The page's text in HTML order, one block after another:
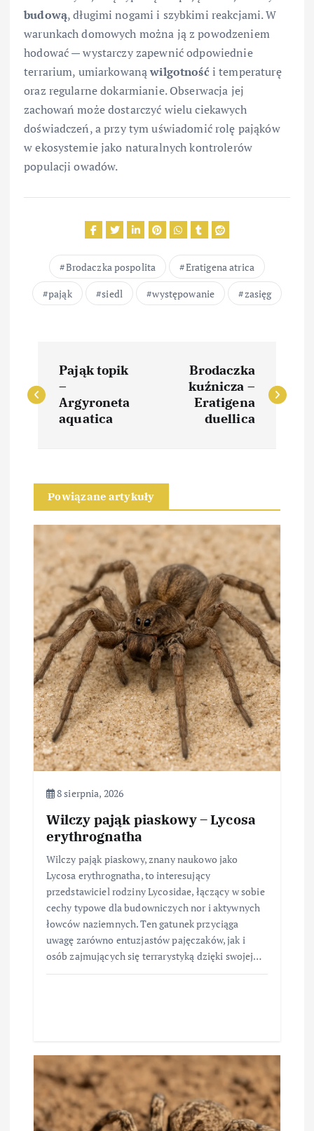
budową, długimi nogami i szybkimi reakcjami. W
warunkach domowych można ją z powodzeniem
hodować — wystarczy zapewnić odpowiednie
terrarium, umiarkowanąwilgotność i temperaturę
oraz regularne dokarmianie. Obserwacja jej
zachowań może dostarczyć wielu ciekawych
doświadczeń, a przy tym uświadomić rolę pająków
w ekosystemie jako naturalnych kontrolerów
populacji owadów.
Brodaczka pospolita
Eratigena atrica
pająk
siedl występowanie zasięg
a
g
a
c
a
w
p
s
Pająk topik
–
Argyroneta
aquatica
Brodaczka
kuźnicza –
Eratigena
duellica
Powiązane artykuły
8 sierpnia, 2026
Wilczy pająk piaskowy – Lycosa
erythrognatha
Wilczy pająk piaskowy, znany naukowo jako
Lycosa erythrognatha, to interesujący
przedstawiciel rodziny Lycosidae, łączący w sobie
cechy typowe dla budowniczych nor i aktywnych
łowców naziemnych. Ten gatunek przyciąga
uwagę zarówno entuzjastów pajęczaków, jak i
osób zajmujących się terrarystyką dzięki swojej…